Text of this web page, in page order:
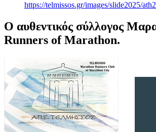
https://telmissos.gr/images/slide2025/
Ο αυθεντικός σύλλογος
Runners of Marathon.